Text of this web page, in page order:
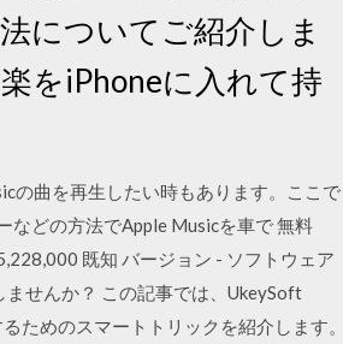
についてご紹介しま
をiPhoneに入れて持
の曲を再生したい時もあります。ここで
などの方法でApple Musicを車で 無料
既知 バージョン - ソフトウェア
せんか？ この記事では、UkeySoft
ためのスマートトリックを紹介します。